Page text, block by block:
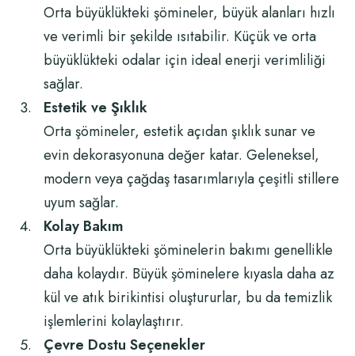
Orta büyüklükteki şömineler, büyük alanları hızlı
ve verimli bir şekilde ısıtabilir. Küçük ve orta
büyüklükteki odalar için ideal enerji verimliliği
sağlar.
Estetik ve Şıklık
Orta şömineler, estetik açıdan şıklık sunar ve
evin dekorasyonuna değer katar. Geleneksel,
modern veya çağdaş tasarımlarıyla çeşitli stillere
uyum sağlar.
Kolay Bakım
Orta büyüklükteki şöminelerin bakımı genellikle
daha kolaydır. Büyük şöminelere kıyasla daha az
kül ve atık birikintisi oluştururlar, bu da temizlik
işlemlerini kolaylaştırır.
Çevre Dostu Seçenekler